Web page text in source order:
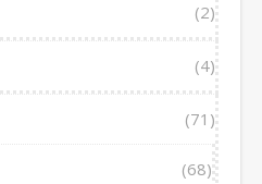
(2)
(4)
(71)
(68)